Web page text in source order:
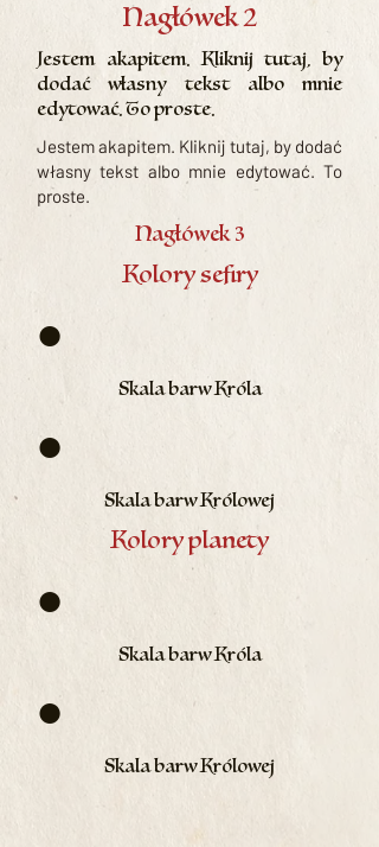
Nagłówek 2
Jestem akapitem. Kliknij tutaj, by
dodać własny tekst albo mnie
edytować. To proste.
Jestem akapitem. Kliknij tutaj, by dodać
własny tekst albo mnie edytować. To
proste.
Nagłówek 3
Kolory sefiry
●
Skala barw Króla
●
Skala barw Królowej
Kolory planety
●
Skala barw Króla
●
Skala barw Królowej